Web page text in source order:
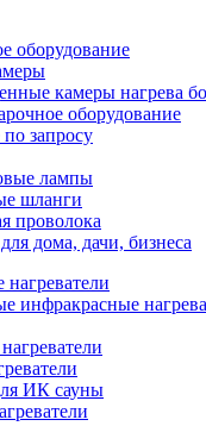
оборудование
камеры нагрева
оборудование
запросу
лампы
шланги
проволока
дома, дачи, бизнеса
инфракрасные
ИК сауны